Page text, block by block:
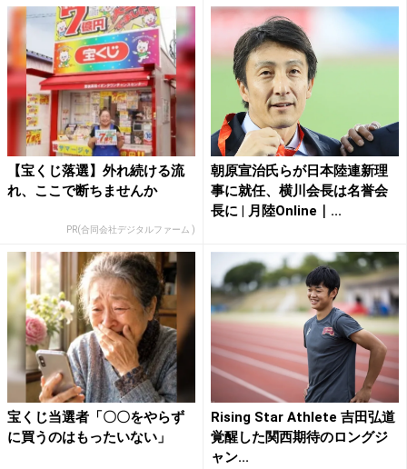
【宝くじ落選】外れ続ける流
れ、ここで断ちませんか
PR(合同会社デジタルファーム )
朝原宣治氏らが日本陸連新理
事に就任、横川会長は名誉会
長に | 月陸Online｜...
宝くじ当選者「〇〇をやらず
に買うのはもったいない」
Rising Star Athlete 吉田弘道
覚醒した関西期待のロングジ
ャン...